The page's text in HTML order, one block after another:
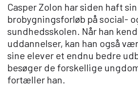
Casper Zolon har siden haft
brobygningsforløb på social-
sundhedsskolen. Når han
uddannelser, kan han også
sine elever et endnu bedre
besøger de forskellige
fortæller han.